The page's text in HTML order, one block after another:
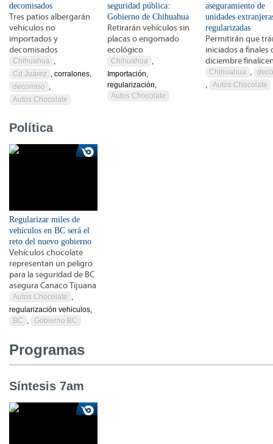
decomisados
Tres patios albergarán
vehículos no
importados y
decomisados
Chihuahua ,
Cd Juárez , corralones,
decomiso ,
Autos Chocolate
seguridad pública:
Gobierno de Chihuahua
Retirarán vehículos sin
placas o engomado
ecológico
Chihuahua ,
Importación,
regularización,
Autos Chocolate
aseguramiento de
unidades
regularizadas
Permitirán que
iniciados a finales
diciembre
Chihuahua ,
,
Autos Chocolate
Política
Regularizar miles de
vehículos en BC será el
reto del nuevo gobierno
Vehículos chocolate
representan un peligro
para la seguridad de BC
asegura Canaco Tijuana
Autos Chocolate ,
regularización vehiculos,
BC , Gobierno BC
Programas
Síntesis 7am